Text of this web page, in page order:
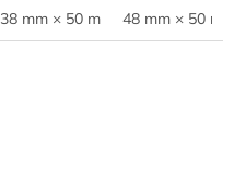
38 mm × 50 m 48 mm × 50 m